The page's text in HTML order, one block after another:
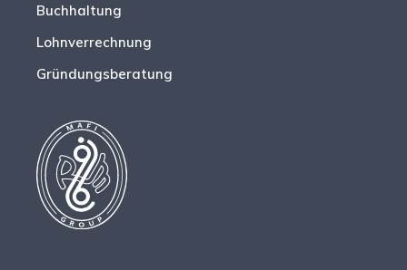
Buchhaltung
Lohnverrechnung
Gründungsberatung